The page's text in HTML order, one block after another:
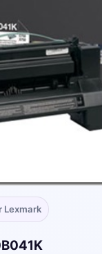
Lexmark